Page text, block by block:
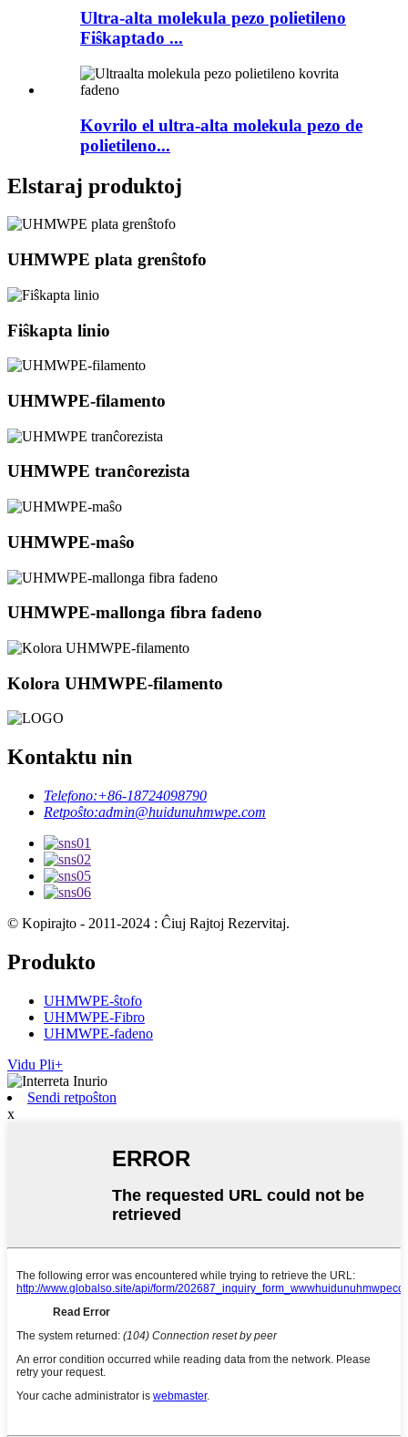
Ultra-alta molekula pezo polietileno
Fiŝkaptado ...
Kovrilo el ultra-alta molekula pezo de
polietileno...
Elstaraj produktoj
UHMWPE plata grenŝtofo
Fiŝkapta linio
UHMWPE-filamento
UHMWPE tranĉorezista
UHMWPE-maŝo
UHMWPE-mallonga fibra fadeno
Kolora UHMWPE-filamento
Kontaktu nin
Telefono:+86-18724098790
Retpoŝto:admin@huidunuhmwpe.com
© Kopirajto - 2011-2024 : Ĉiuj Rajtoj Rezervitaj.
Produkto
UHMWPE-ŝtofo
UHMWPE-Fibro
UHMWPE-fadeno
Vidu Pli+
Sendi retpoŝton
x